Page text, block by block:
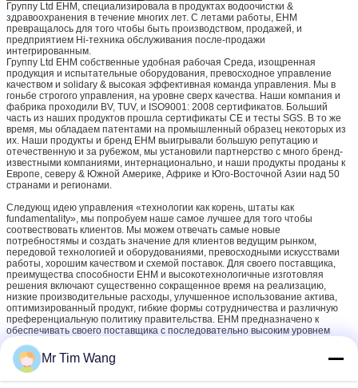
Группу Ltd EHM, специализировала в продуктах водоочистки &
здравоохранения в течение многих лет. С летами работы, EHM
превращалось для того чтобы быть производством, продажей, и
предприятием Hi-техника обслуживания после-продажи
интегрированным.
Группу Ltd EHM собственные удобная рабочая Среда, изощренная
продукция и испытательные оборудования, превосходное управление
качеством и solidary & высокая эффективная команда управления. Мы в
гоньбе строгого управления, на уровне сверх качества. Наши компания и
фабрика проходили BV, TUV, и ISO9001: 2008 сертификатов. Больший
часть из наших продуктов прошла сертификаты CE и тесты SGS. В то же
время, мы обладаем патентами на промышленный образец некоторых из
их. Наши продукты и бренд EHM выигрывали большую репутацию и
отечественную и за рубежом, мы установили партнерство с много бренд-
известными компаниями, интернационально, и наши продукты проданы к
Европе, северу & Южной Америке, Африке и Юго-Восточной Азии над 50
странами и регионами.
Следующ идею управления «технологии как корень, штаты как
fundamentality», мы попробуем наше самое лучшее для того чтобы
соотвествовать клиентов. Мы можем отвечать самые новые
потребностямы и создать значение для клиентов ведущим рынком,
передовой технологией и оборудованиями, превосходными искусствами
работы, хорошим качеством и схемой поставок. Для своего поставщика,
преимущества способности EHM и высокотехнологичные изготовляя
решения включают существенно сокращенное время на реализацию,
низкие производительные расходы, улучшенное использование актива,
оптимизированный продукт, гибкие формы сотрудничества и различную
преференциальную политику правительства. EHM предназначено к
обеспечивать своего поставщика с последовательно высоким уровнем
надежности и своевременной доставке.
Для того чтобы уверить что самые высококачественные соотвествованы,
Mr Tim Wang